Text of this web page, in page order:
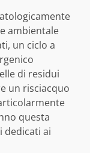
ambientale
un ciclo a
di residui
un risciacquo
questa
dedicati ai